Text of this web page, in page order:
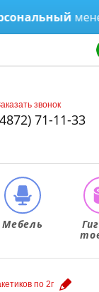
менеджер
звонок
71-11-33
Мебель
по 2г